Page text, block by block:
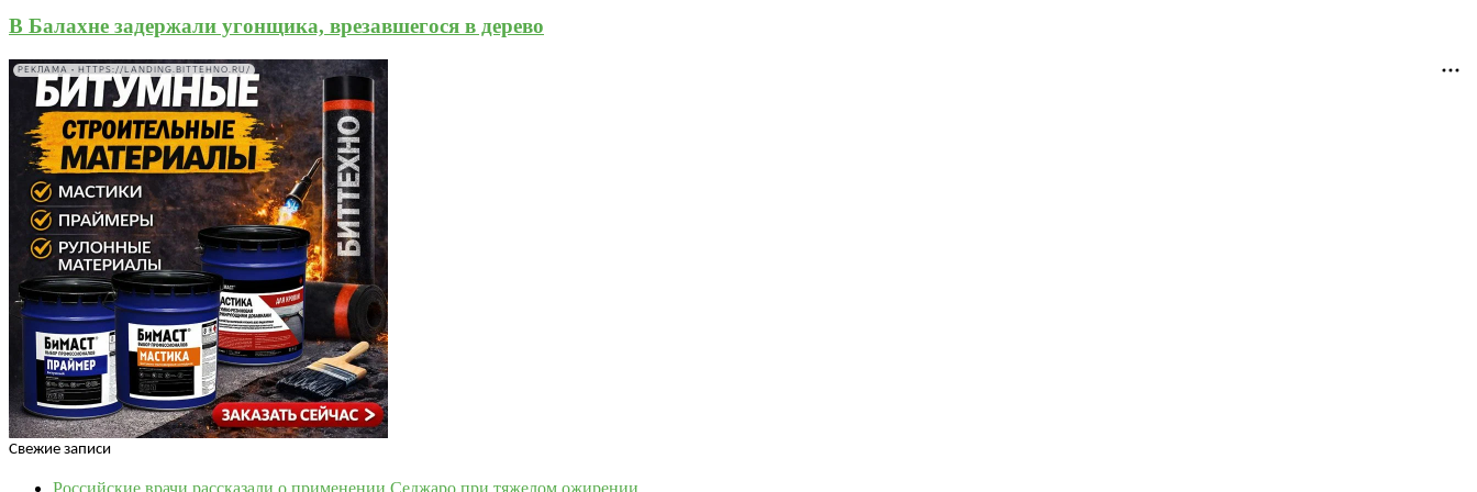
В Балахне задержали угонщика, врезавшегося в дерево
РЕКЛАМА • HTTPS://LANDING.BITTEHNO.RU/
Свежие записи
Российские врачи рассказали о применении Седжаро при тяжелом ожирении